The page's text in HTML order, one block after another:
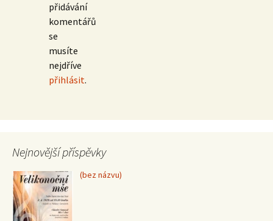
přidávání
komentářů
se
musíte
nejdříve
přihlásit.
Nejnovější příspěvky
(bez názvu)Příspěvek